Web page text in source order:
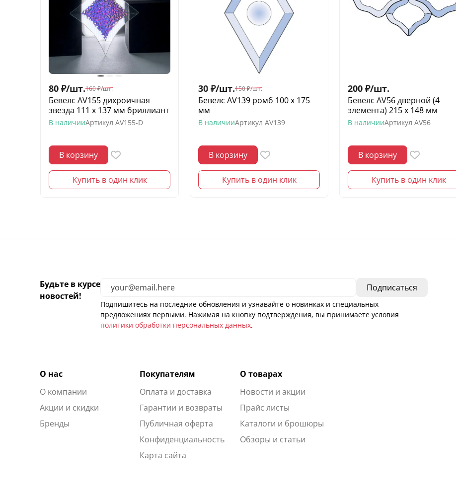
80 ₽/шт.160 ₽/шт.
Бевелс AV155 дихроичная
звезда 111 х 137 мм бриллиант
В наличииАртикул AV155-D
В корзину
Купить в один клик
30 ₽/шт.150 ₽/шт.
Бевелс AV139 ромб 100 х 175
мм
В наличииАртикул AV139
В корзину
Купить в один клик
200 ₽/шт.
Бевелс AV56 дверной (4
элемента) 215 х 148 мм
В наличииАртикул AV56
В корзину
Купить в один клик
Будьте в курсе
новостей!
Подпишитесь на последние обновления и узнавайте о новинках и специальных
предложениях первыми. Нажимая на кнопку подтверждения, вы принимаете условия
политики обработки персональных данных.
О нас
О компании
Акции и скидки
Бренды
Покупателям
Оплата и доставка
Гарантии и возвраты
Публичная оферта
Конфиденциальность
Карта сайта
О товарах
Новости и акции
Прайс листы
Каталоги и брошюры
Обзоры и статьи